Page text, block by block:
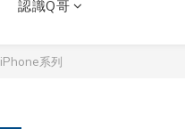
認識Q哥
iPhone系列